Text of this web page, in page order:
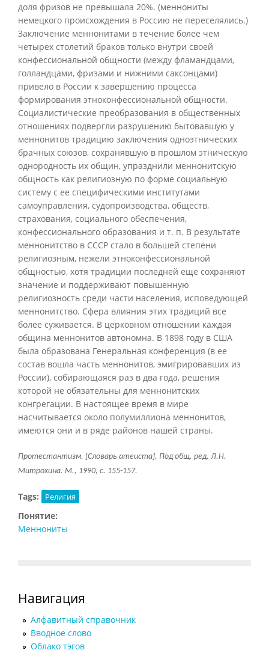
доля фризов не превышала 20%. (меннониты
немецкого происхождения в Россию не переселялись.)
Заключение меннонитами в течение более чем
четырех столетий браков только внутри своей
конфессиональной общности (между фламандцами,
голландцами, фризами и нижними саксонцами)
привело в России к завершению процесса
формирования этноконфессиональной общности.
Социалистические преобразования в общественных
отношениях подвергли разрушению бытовавшую у
меннонитов традицию заключения одноэтнических
брачных союзов, сохранявшую в прошлом этническую
однородность их общин, упразднили меннонитскую
общность как религиозную по форме социальную
систему с ее специфическими институтами
самоуправления, судопроизводства, обществ,
страхования, социального обеспечения,
конфессионального образования и т. п. В результате
меннонитство в СССР стало в большей степени
религиозным, нежели этноконфессиональной
общностью, хотя традиции последней еще сохраняют
значение и поддерживают повышенную
религиозность среди части населения, исповедующей
меннонитство. Сфера влияния этих традиций все
более суживается. В церковном отношении каждая
община меннонитов автономна. В 1898 году в США
была образована Генеральная конференция (в ее
состав вошла часть меннонитов, эмигрировавших из
России), собирающаяся раз в два года, решения
которой не обязательны для меннонитских
конгрегации. В настоящее время в мире
насчитывается около полумиллиона меннонитов,
имеются они и в ряде районов нашей страны.
Протестантизм. [Словарь атеиста]. Под общ. ред. Л.Н.
Митрохина. М., 1990, с. 155-157.
Tags: Религия
Понятие:
Меннониты
Навигация
Алфавитный справочник
Вводное слово
Облако тэгов